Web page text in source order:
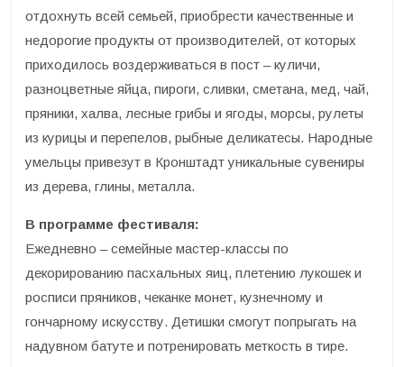
отдохнуть всей семьей, приобрести качественные и
недорогие продукты от производителей, от которых
приходилось воздерживаться в пост – куличи,
разноцветные яйца, пироги, сливки, сметана, мед, чай,
пряники, халва, лесные грибы и ягоды, морсы, рулеты
из курицы и перепелов, рыбные деликатесы. Народные
умельцы привезут в Кронштадт уникальные сувениры
из дерева, глины, металла.
В программе фестиваля:
Ежедневно – семейные мастер-классы по
декорированию пасхальных яиц, плетению лукошек и
росписи пряников, чеканке монет, кузнечному и
гончарному искусству. Детишки смогут попрыгать на
надувном батуте и потренировать меткость в тире.